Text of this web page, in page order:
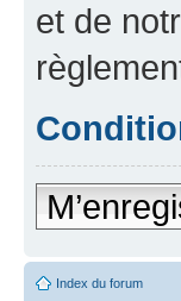
et de
Index du forum